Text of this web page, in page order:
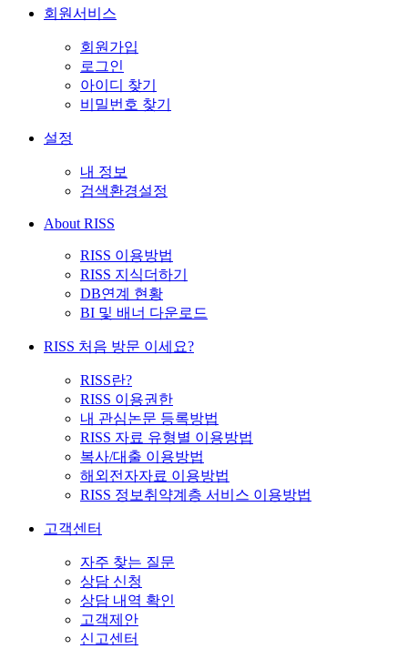
회원서비스
회원가입
로그인
아이디 찾기
비밀번호 찾기
설정
내 정보
검색환경설정
About RISS
RISS 이용방법
RISS 지식더하기
DB연계 현황
BI 및 배너 다운로드
RISS 처음 방문 이세요?
RISS란?
RISS 이용권한
내 관심논문 등록방법
RISS 자료 유형별 이용방법
복사/대출 이용방법
해외전자자료 이용방법
RISS 정보취약계층 서비스 이용방법
고객센터
자주 찾는 질문
상담 신청
상담 내역 확인
고객제안
신고센터